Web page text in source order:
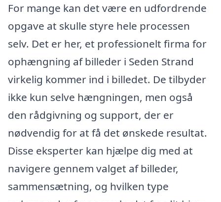
For mange kan det være en udfordrende
opgave at skulle styre hele processen
selv. Det er her, et professionelt firma for
ophængning af billeder i Seden Strand
virkelig kommer ind i billedet. De tilbyder
ikke kun selve hængningen, men også
den rådgivning og support, der er
nødvendig for at få det ønskede resultat.
Disse eksperter kan hjælpe dig med at
navigere gennem valget af billeder,
sammensætning, og hvilken type